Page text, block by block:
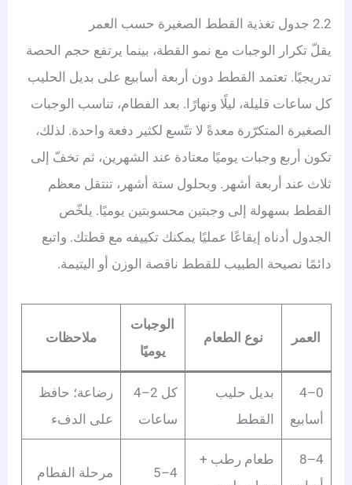
2.2 جدول تغذية القطط الصغيرة حسب العمر
يقلّ تكرار الوجبات مع نمو القطة، بينما يرتفع حجم الحصة
تدريجيًا. تعتمد القطط دون أربعة أسابيع على بديل الحليب
كل ساعات قليلة، ليلًا ونهارًا. بعد الفطام، تناسب الوجبات
الصغيرة المتكرّرة معدةً لا تتّسع لكثير دفعة واحدة. لذلك،
تكون أربع وجبات يوميًا معتادة عند الشهرين، ثم تخفّ إلى
ثلاث عند أربعة أشهر. وبحلول ستة أشهر، تنتقل معظم
القطط بسهولة إلى وجبتين محسوبتين يوميًا. يلخّص
الجدول أدناه إيقاعًا عمليًا يمكنك تكييفه مع قطتك. واتبع
دائمًا نصيحة الطبيب للقطط ناقصة الوزن أو اليتيمة.
العمر نوع الطعام
الوجبات
يوميًا
ملاحظات
0–4
أسابيع
بديل حليب
القطط
كل 2–4
ساعات
رضاعة؛ حافظ
على الدفء
4–8
طعام رطب +
مرحلة الفطام